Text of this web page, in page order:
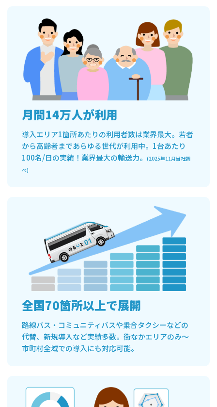
月間14万人が利用
導入エリア1箇所あたりの利用者数は業界最大。若者
から高齢者まであらゆる世代が利用中。1台あたり
100名/日の実績！業界最大の輸送力。 (2025年11月当社調
べ)
全国70箇所以上で展開
路線バス・コミュニティバスや乗合タクシーなどの
代替、新規導入など実績多数。街なかエリアのみ〜
市町村全域での導入にも対応可能。